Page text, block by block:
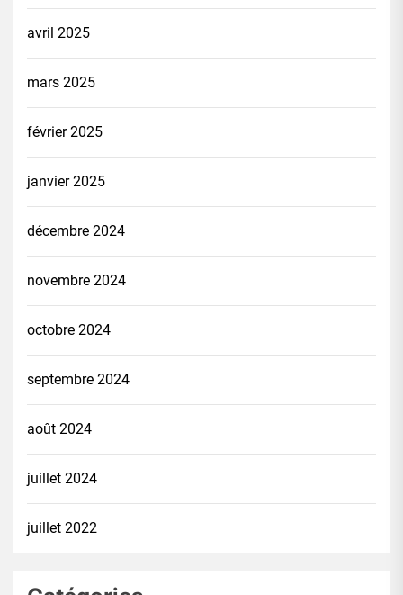
avril 2025
mars 2025
février 2025
janvier 2025
décembre 2024
novembre 2024
octobre 2024
septembre 2024
août 2024
juillet 2024
juillet 2022